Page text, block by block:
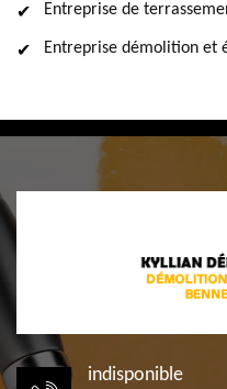
Entreprise de
Entreprise démolition et
indisponible